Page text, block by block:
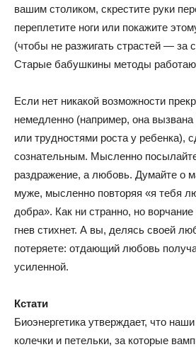
вашим столиком, скрестите руки
переплетите ноги или покажите
(чтобы не разжигать страстей — за
Старые бабушкины методы
Если нет никакой возможности
немедленно (например, она
или трудностями роста у ребенка),
сознательным. Мысленно
раздражение, а любовь. Думайте о
муже, мысленно повторяя «я тебя
добра». Как ни странно, но ворчание
гнев стихнет. А вы, делясь своей
потеряете: отдающий любовь
усиленной.
Кстати
Биоэнергетика утверждает, что
колечки и петельки, за которые